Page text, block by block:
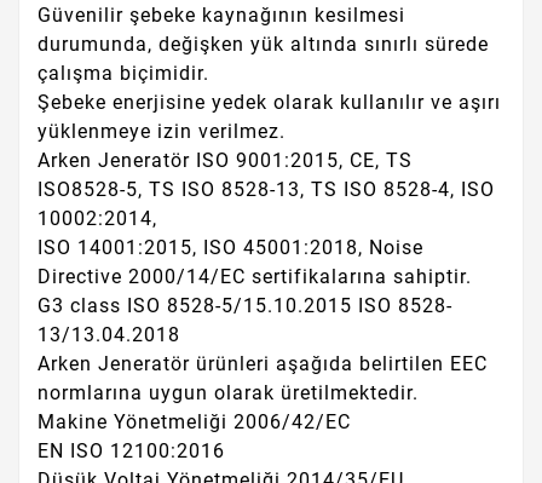
Güvenilir şebeke kaynağının kesilmesi
durumunda, değişken yük altında sınırlı sürede
çalışma biçimidir.
Şebeke enerjisine yedek olarak kullanılır ve aşırı
yüklenmeye izin verilmez.
Arken Jeneratör ISO 9001:2015, CE, TS
ISO8528-5, TS ISO 8528-13, TS ISO 8528-4, ISO
10002:2014,
ISO 14001:2015, ISO 45001:2018, Noise
Directive 2000/14/EC sertifikalarına sahiptir.
G3 class ISO 8528-5/15.10.2015 ISO 8528-
13/13.04.2018
Arken Jeneratör ürünleri aşağıda belirtilen EEC
normlarına uygun olarak üretilmektedir.
Makine Yönetmeliği 2006/42/EC
EN ISO 12100:2016